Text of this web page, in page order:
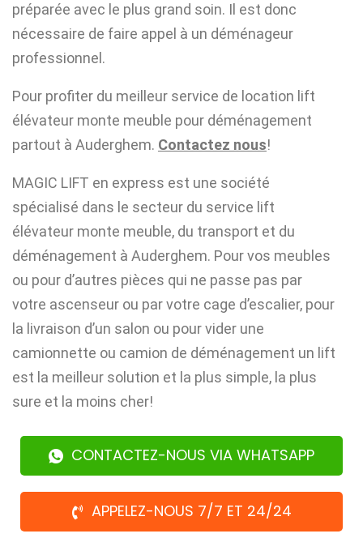
préparée avec le plus grand soin. Il est donc
nécessaire de faire appel à un déménageur
professionnel.
Pour profiter du meilleur service de location lift
élévateur monte meuble pour déménagement
partout à Auderghem. Contactez nous!
MAGIC LIFT en express est une société
spécialisé dans le secteur du service lift
élévateur monte meuble, du transport et du
déménagement à Auderghem. Pour vos meubles
ou pour d’autres pièces qui ne passe pas par
votre ascenseur ou par votre cage d’escalier, pour
la livraison d’un salon ou pour vider une
camionnette ou camion de déménagement un lift
est la meilleur solution et la plus simple, la plus
sure et la moins cher!
CONTACTEZ-NOUS VIA WHATSAPP
APPELEZ-NOUS 7/7 ET 24/24